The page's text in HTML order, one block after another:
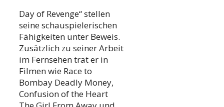
Day of Revenge“ stellen
seine schauspielerischen
Fähigkeiten unter Beweis.
Zusätzlich zu seiner Arbeit
im Fernsehen trat er in
Filmen wie Race to
Bombay Deadly Money,
Confusion of the Heart